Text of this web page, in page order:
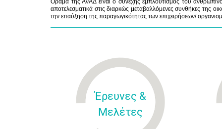
Όραμα της ΑνΑΔ είναι ο συνεχής εμπλουτισμός του
αποτελεσματικά στις διαρκώς μεταβαλλόμενες συνθήκες της
την επαύξηση της παραγωγικότητας των επιχειρήσεων/
Έρευνες &
Μελέτες